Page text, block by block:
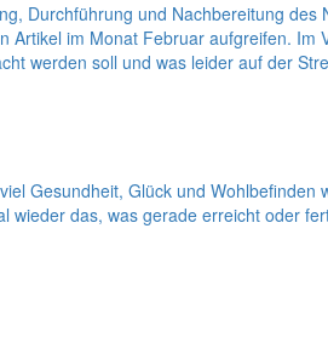
Durchführung und Nachbereitung
im Monat Februar aufgreifen.
werden soll und was leider auf der
Gesundheit, Glück und
das, was gerade erreicht oder